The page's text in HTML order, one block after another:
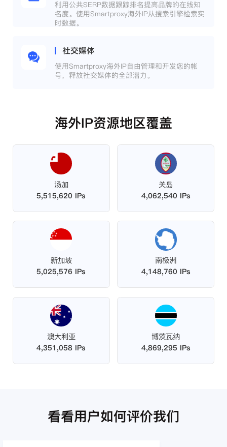
利用公共SERP数据跟踪排名提高品牌的在线知
名度。使用Smartproxy海外IP从搜索引擎检索实
时数据。
社交媒体
使用Smartproxy海外IP自由管理和开发您的帐
号，释放社交媒体的全部潜力。
海外IP资源地区覆盖
汤加
5,515,620 IPs
关岛
4,062,540 IPs
新加坡
5,025,576 IPs
南极洲
4,148,760 IPs
澳大利亚
4,351,058 IPs
博茨瓦纳
4,869,295 IPs
看看用户如何评价我们